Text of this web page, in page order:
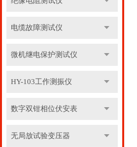
电缆故障测试仪
微机继电保护测试仪
HY-103工作测振仪
数字双钳相位伏安表
无局放试验变压器